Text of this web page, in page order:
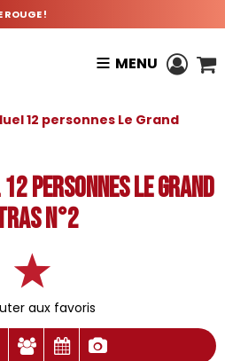
ROUGE !
MENU
12 personnes Le Grand
personnes Le Grand
N°2
aux favoris